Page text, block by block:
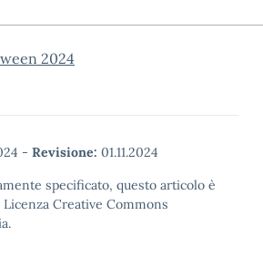
2024
- Revisione: 01.11.2024
specificato, questo articolo è
Creative Commons